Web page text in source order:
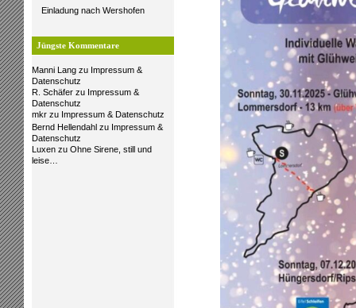
Einladung nach Wershofen
Jüngste Kommentare
Manni Lang zu Impressum &
Datenschutz
R. Schäfer zu Impressum &
Datenschutz
mkr zu Impressum & Datenschutz
Bernd Hellendahl zu Impressum &
Datenschutz
Luxen zu Ohne Sirene, still und
leise…